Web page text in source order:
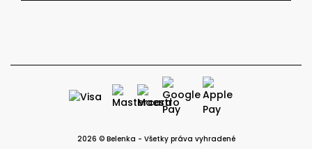
2026 © Belenka - Všetky práva vyhradené